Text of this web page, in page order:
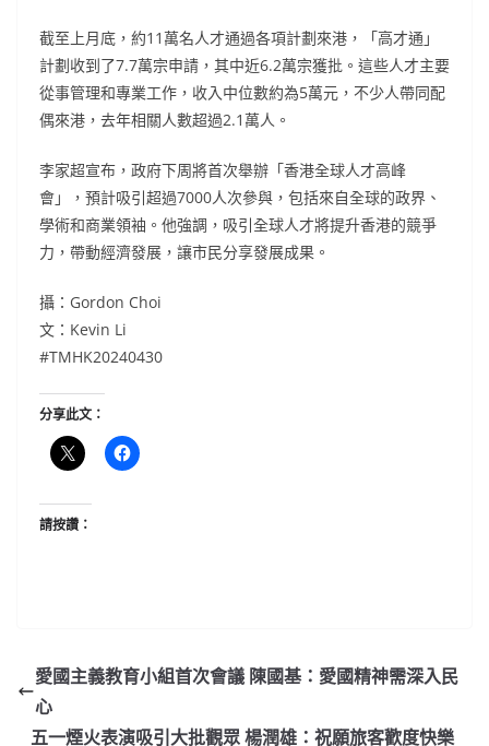
截至上月底，約11萬名人才通過各項計劃來港，「高才通」
計劃收到了7.7萬宗申請，其中近6.2萬宗獲批。這些人才主要
從事管理和專業工作，收入中位數約為5萬元，不少人帶同配
偶來港，去年相關人數超過2.1萬人。
李家超宣布，政府下周將首次舉辦「香港全球人才高峰
會」，預計吸引超過7000人次參與，包括來自全球的政界、
學術和商業領袖。他強調，吸引全球人才將提升香港的競爭
力，帶動經濟發展，讓市民分享發展成果。
攝：Gordon Choi
文：Kevin Li
#TMHK20240430
分享此文：
請按讚：
愛國主義教育小組首次會議 陳國基：愛國精神需深入民
心
五一煙火表演吸引大批觀眾 楊潤雄：祝願旅客歡度快樂